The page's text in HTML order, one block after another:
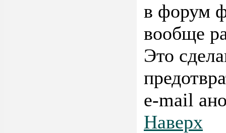
в форум
вообще
Это
e-mail
Наверх